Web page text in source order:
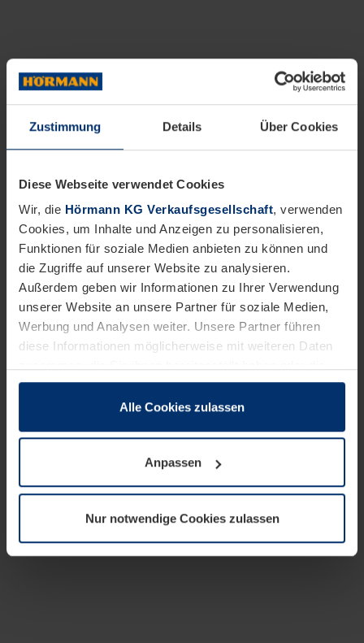
Zustimmung Details Über Cookies
Diese Webseite verwendet Cookies
Wir, die Hörmann KG Verkaufsgesellschaft, verwenden
Cookies, um Inhalte und Anzeigen zu personalisieren,
Funktionen für soziale Medien anbieten zu können und
die Zugriffe auf unserer Website zu analysieren.
Außerdem geben wir Informationen zu Ihrer Verwendung
unserer Website an unsere Partner für soziale Medien,
Werbung und Analysen weiter. Unsere Partner führen
diese Informationen möglicherweise mit weiteren Daten
sie im Rahmen Ihrer Nutzung der Dienste gesammelt
wenn diese für den Betrieb dieser Seite unbedingt
notwendig sind. Für alle anderen Cookie-Typen benötigen
wir Ihre Erlaubnis. Ihre Einwilligung können Sie jederzeit
Datenschutzerklärungunserer Website ändern oder
widerrufen.
Alle Cookies zulassen
Anpassen
Nur notwendige Cookies zulassen